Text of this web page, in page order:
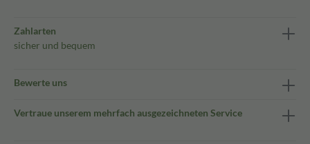
Zahlarten
sicher und bequem
Bewerte uns
Vertraue unserem mehrfach ausgezeichneten Service